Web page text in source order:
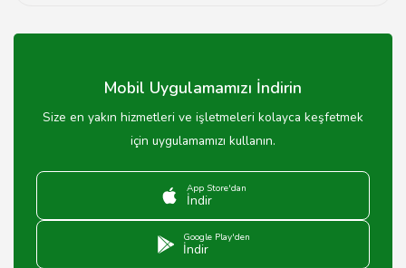
ziyaret edebilirsiniz.
Mobil Uygulamamızı İndirin
Size en yakın hizmetleri ve işletmeleri kolayca keşfetmek
için uygulamamızı kullanın.
App Store'dan
İndir
Google Play'den
İndir